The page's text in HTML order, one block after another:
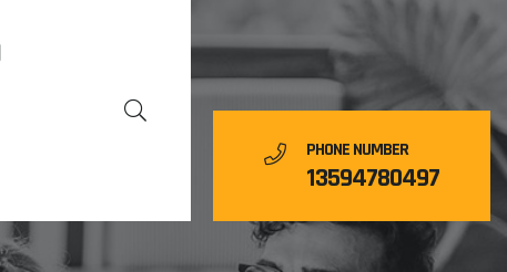
PHONE NUMBER
13594780497